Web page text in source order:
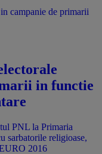
campanie de primarii
in functie
PNL la Primaria
sarbatorile religioase,
2016